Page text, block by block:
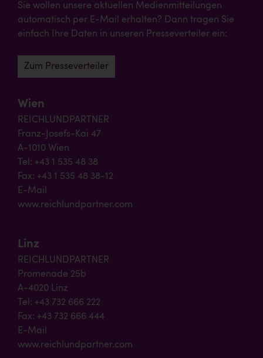
Sie wollen unsere aktuellen Medienmitteilungen
automatisch per E-Mail erhalten? Dann tragen Sie
einfach Ihre Daten in unseren Presseverteiler ein:
Zum Presseverteiler
Wien
REICHLUNDPARTNER
Franz-Josefs-Kai 47
A-1010 Wien
Tel: +43 1 535 48 38
Fax: +43 1 535 48 38-12
E-Mail
www.reichlundpartner.com
Linz
REICHLUNDPARTNER
Promenade 25b
A-4020 Linz
Tel: +43 732 666 222
Fax: +43 732 666 444
E-Mail
www.reichlundpartner.com